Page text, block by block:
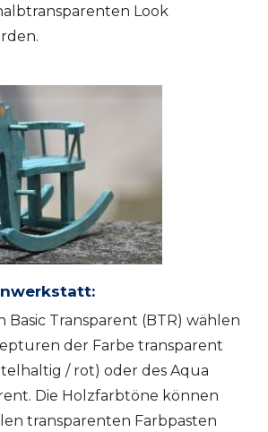
Look
Basic Transparent (BTR) wählen
der Farbe transparent
/ rot) oder des Aqua
Die Holzfarbtöne können
transparenten Farbpasten